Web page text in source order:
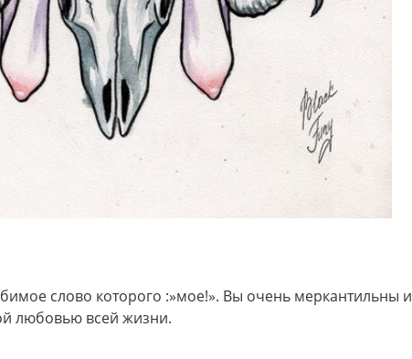
слово которого :»мое!». Вы очень меркантильны и
любовью всей жизни.